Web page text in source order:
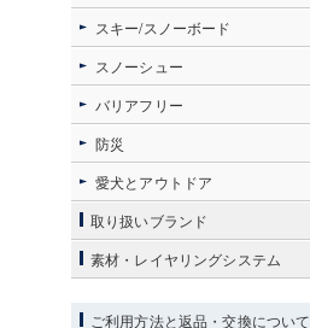
スキー/スノーボード
スノーシュー
バリアフリー
防災
愛犬とアウトドア
取り扱いブランド
素材・レイヤリングシステム
ご利用方法と返品・交換について